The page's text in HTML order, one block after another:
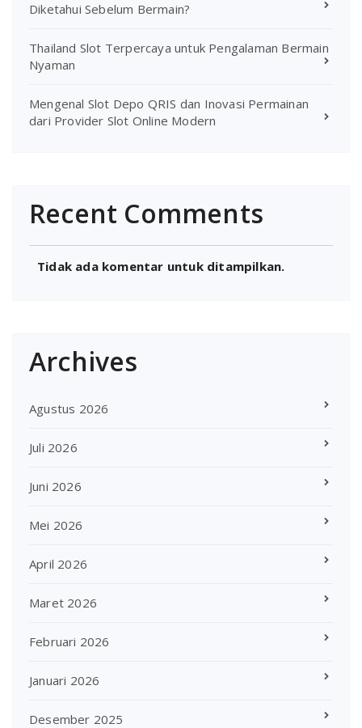
Diketahui Sebelum Bermain?
Thailand Slot Terpercaya untuk Pengalaman Bermain
Nyaman
Mengenal Slot Depo QRIS dan Inovasi Permainan
dari Provider Slot Online Modern
Recent Comments
Tidak ada komentar untuk ditampilkan.
Archives
Agustus 2026
Juli 2026
Juni 2026
Mei 2026
April 2026
Maret 2026
Februari 2026
Januari 2026
Desember 2025